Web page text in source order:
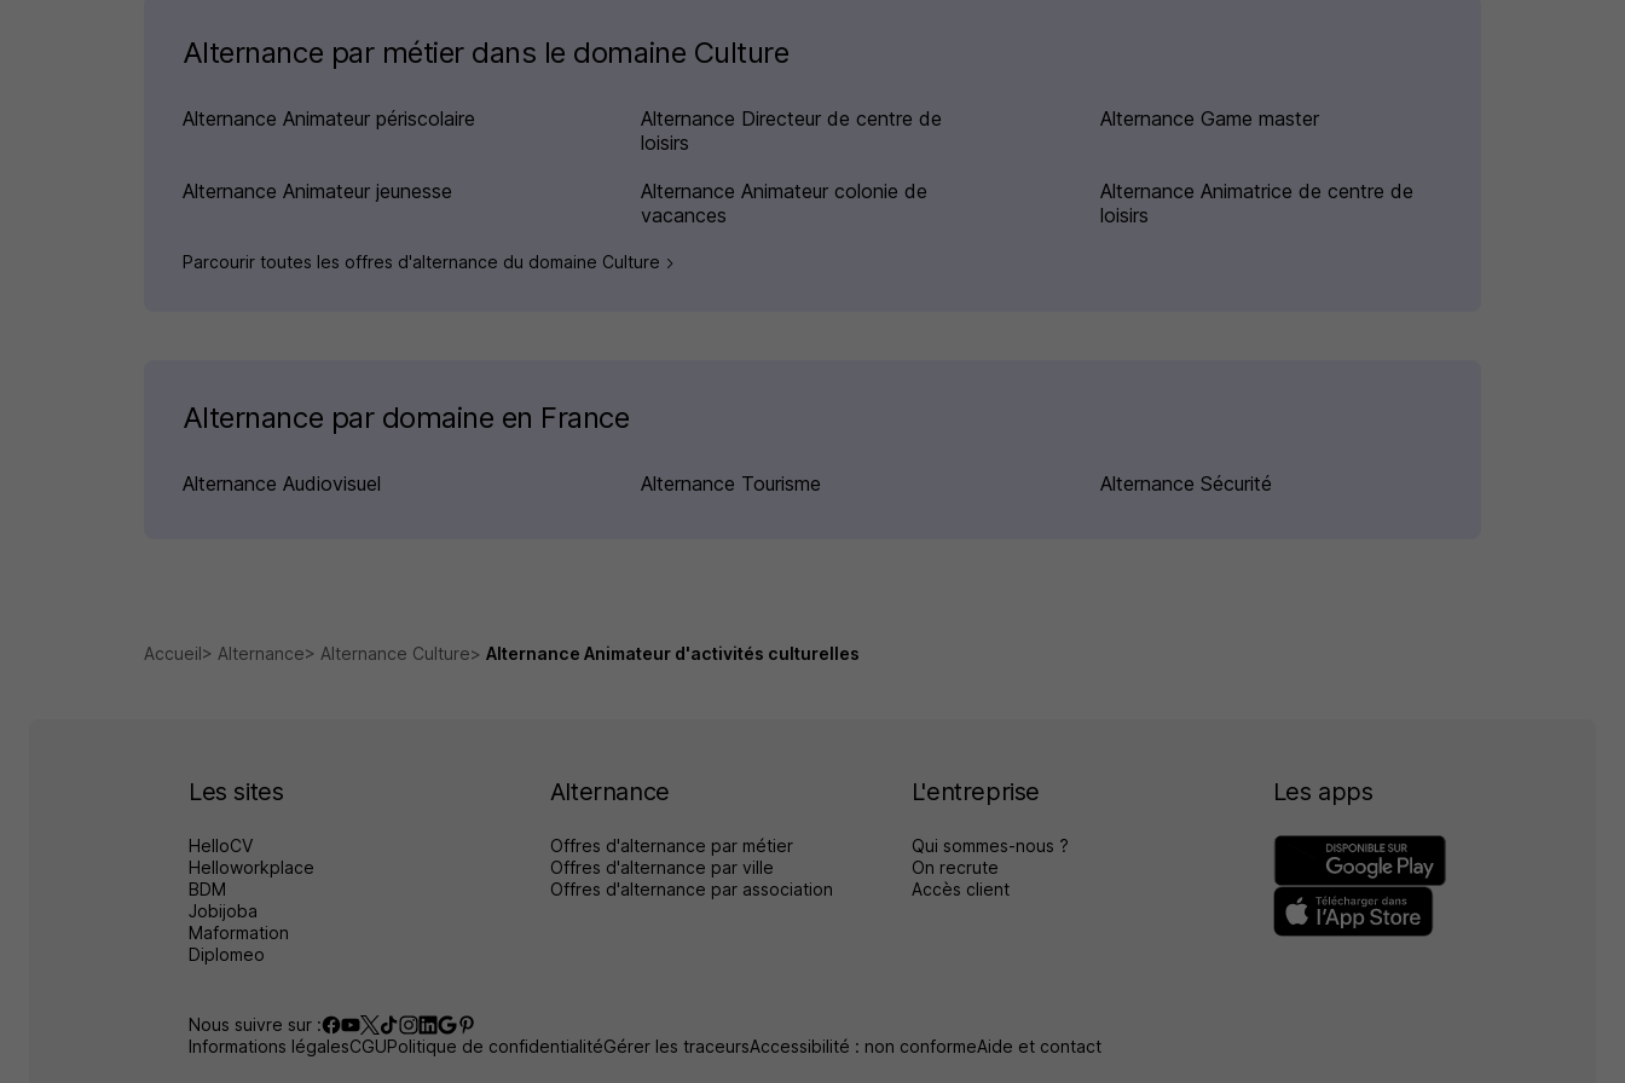
Alternance par métier dans le domaine Culture
Alternance Animateur périscolaire
Alternance Directeur de centre de
loisirs
Alternance Game master
Alternance Animateur jeunesse
Alternance Animateur colonie de
vacances
Alternance Animatrice de centre de
loisirs
Parcourir toutes les offres d'alternance du domaine Culture
Alternance par domaine en France
Alternance Audiovisuel Alternance Tourisme Alternance Sécurité
Accueil Alternance Alternance Culture Alternance Animateur d'activités culturelles
Les sites
HelloCV
Helloworkplace
BDM
Jobijoba
Maformation
Diplomeo
Alternance
Offres d'alternance par métier
Offres d'alternance par ville
Offres d'alternance par association
L'entreprise
Qui sommes-nous ?
On recrute
Accès client
Les apps
Nous suivre sur :
Informations légalesCGUPolitique de confidentialitéGérer les traceursAccessibilité : non conformeAide et contact